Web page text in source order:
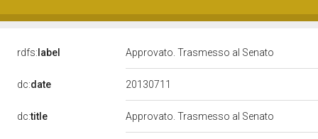
rdfs: label Approvato. Trasmesso al Senato
dc:date 20130711
dc:title Approvato. Trasmesso al Senato